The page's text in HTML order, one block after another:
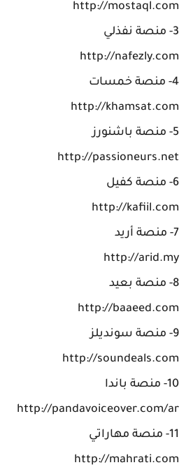
http://mostaql.com
3- منصة نفذلي
http://nafezly.com
4- منصة خمسات
http://khamsat.com
5- منصة باشنورز
http://passioneurs.net
6- منصة كفيل
http://kafiil.com
7- منصة أريد
http://arid.my
8- منصة بعيد
http://baaeed.com
9- منصة سونديلز
http://soundeals.com
10- منصة باندا
http://pandavoiceover.com/ar
11- منصة مهاراتي
http://mahrati.com